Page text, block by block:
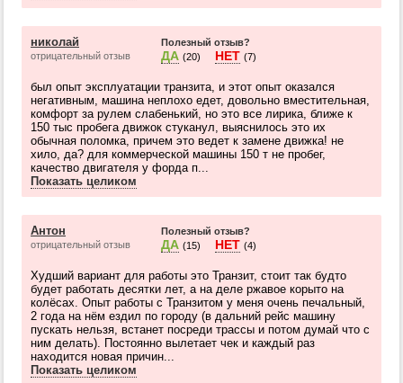
николай
отрицательный отзыв
Полезный отзыв?
ДА (20) НЕТ (7)
был опыт эксплуатации транзита, и этот опыт оказался
негативным, машина неплохо едет, довольно вместительная,
комфорт за рулем слабенький, но это все лирика, ближе к
150 тыс пробега движок стуканул, выяснилось это их
обычная поломка, причем это ведет к замене движка! не
хило, да? для коммерческой машины 150 т не пробег,
качество двигателя у форда п...
Показать целиком
Антон
отрицательный отзыв
Полезный отзыв?
ДА (15) НЕТ (4)
Худший вариант для работы это Транзит, стоит так будто
будет работать десятки лет, а на деле ржавое корыто на
колёсах. Опыт работы с Транзитом у меня очень печальный,
2 года на нём ездил по городу (в дальний рейс машину
пускать нельзя, встанет посреди трассы и потом думай что с
ним делать). Постоянно вылетает чек и каждый раз
находится новая причин...
Показать целиком